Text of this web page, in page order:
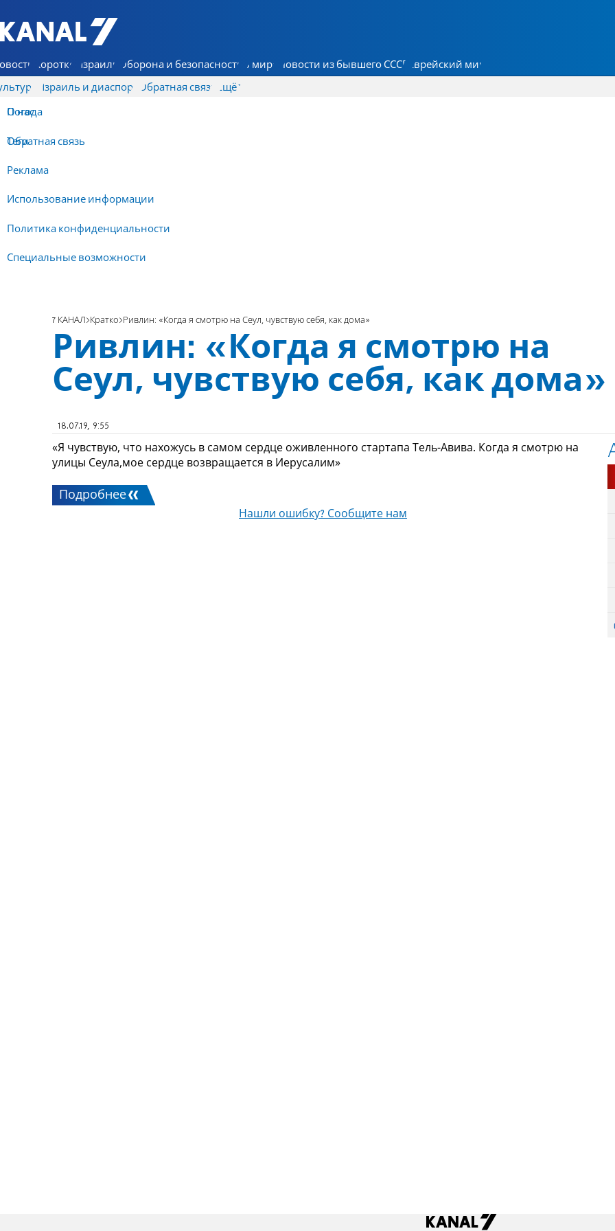
7 КАНАЛ - Аруц Шева
Коротко Израиль Оборона и безопасность В мире Новости из бывшего СССР Еврейский мир
Израиль и диаспора Обратная связь
О нас
Обратная связь
Реклама
Использование информации
Политика конфиденциальности
Специальные возможности
Ещё
Погода
Теги
7 КАНАЛ Кратко Ривлин: «Когда я смотрю на Сеул, чувствую себя, как дома»
Ривлин: «Когда я смотрю на
Сеул, чувствую себя, как дома»
18.07.19, 9:55
«Я чувствую, что нахожусь в самом сердце оживленного стартапа Тель-Авива. Когда я смотрю на
улицы Сеула,мое сердце возвращается в Иерусалим»
Подробнее
Нашли ошибку? Сообщите нам